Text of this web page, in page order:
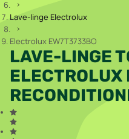
Lave-linge Electrolux
Electrolux EW7T3733BO
LAVE-LINGE